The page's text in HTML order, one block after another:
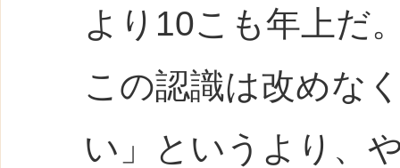
より10こも年上だ
この認識は改めな
い」というより、